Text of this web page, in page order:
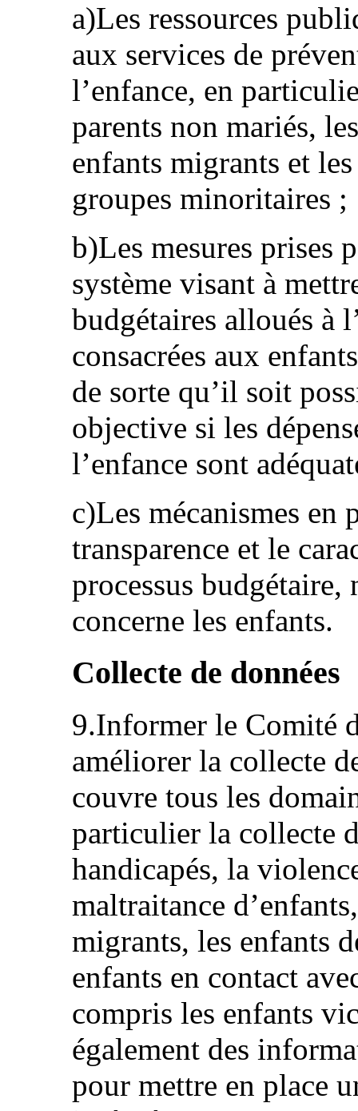
a)Les ressources
aux services de
l’enfance, en
parents non mariés,
enfants migrants et
groupes minoritaires ;
b)Les mesures prises
système visant à
budgétaires alloués à
consacrées aux
de sorte qu’il soit
objective si les
l’enfance sont
c)Les mécanismes en
transparence et le
processus
concerne les enfants.
Collecte de données
9.Informer le Comité
améliorer la collecte
couvre tous les
particulier la collecte
handicapés, la
maltraitance
migrants, les enfants
enfants en contact
compris les enfants
également des
pour mettre en place